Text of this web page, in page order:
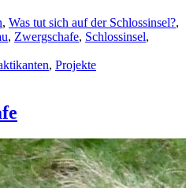
, Was tut sich auf der Schlossinsel?,
, Zwergschafe, Schlossinsel,
, Projekte